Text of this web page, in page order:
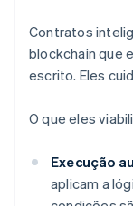
Contratos
blockchain que
escrito. Eles
O que eles
Execução
aplicam a